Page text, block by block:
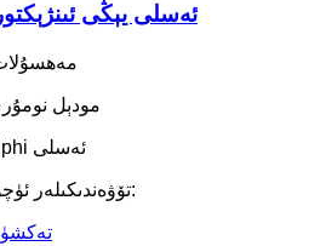
ئەسلى يېڭى ئىنژېكتور 28565335
مودېل نومۇرى:
ماركىسى: delphi ئەسلى
تۆۋەندىكىلەر ئۈچۈن ئىشلىتىلىدۇ: